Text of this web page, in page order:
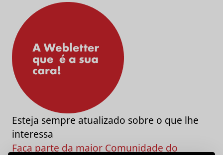
Esteja sempre atualizado sobre o que lhe
interessa
Faça parte da maior Comunidade do